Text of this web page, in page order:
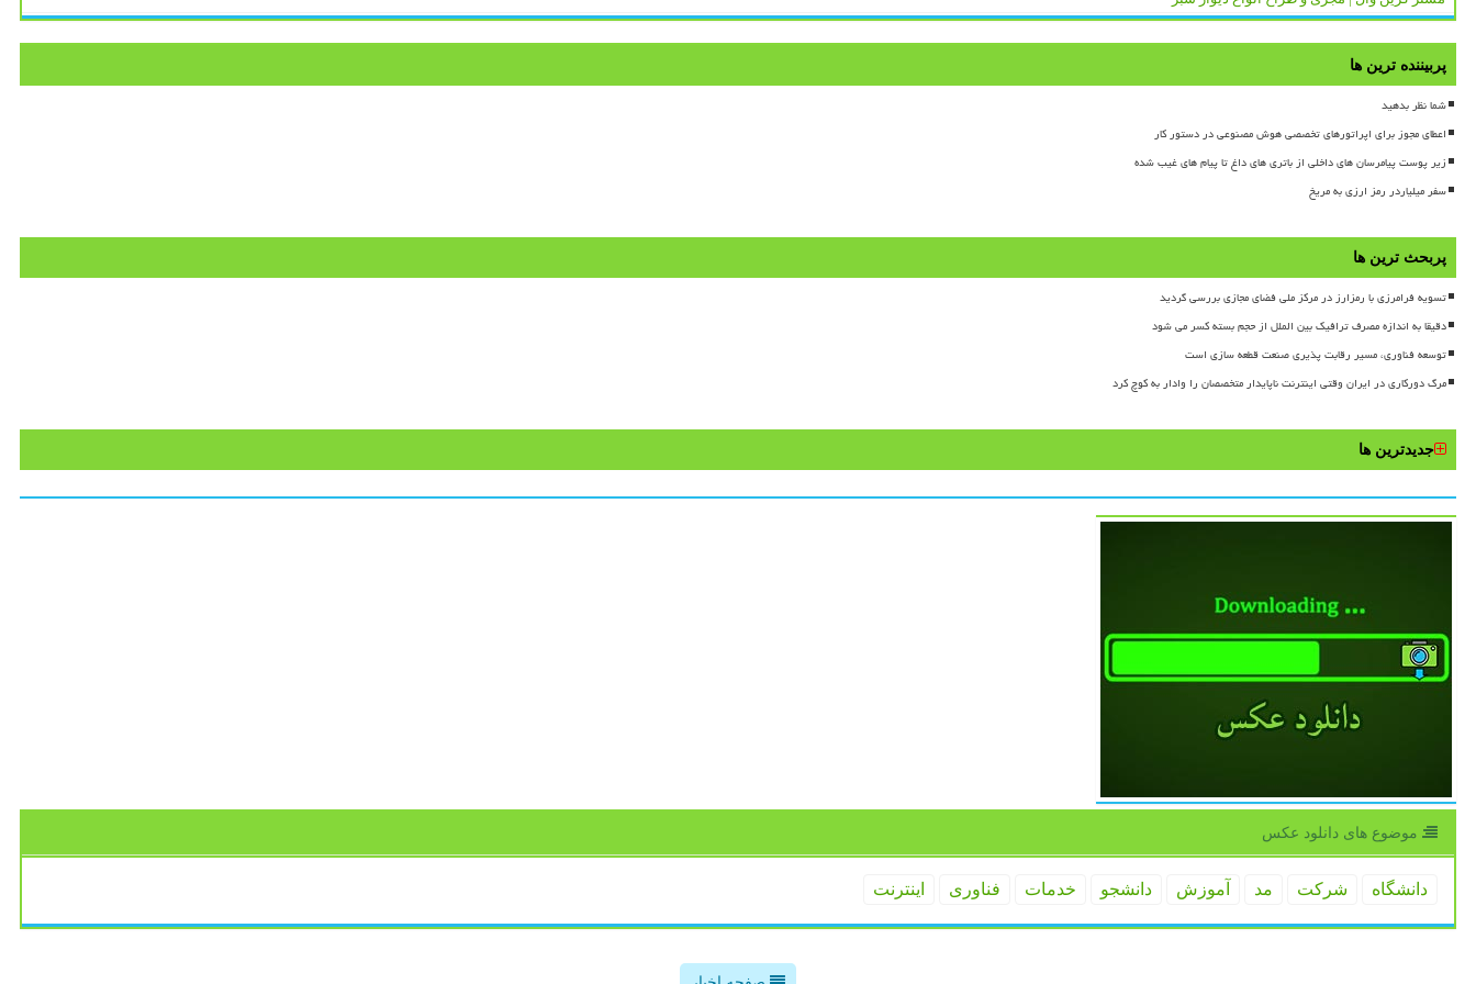
پربیننده ترین ها
شما نظر بدهید
اعطای مجوز برای اپراتورهای تخصصی هوش مصنوعی در دستور کار
زیر پوست پیامرسان های داخلی از باتری های داغ تا پیام های غیب شده
سفر میلیاردر رمز ارزی به مریخ
پربحث ترین ها
تسویه فرامرزی با رمزارز در مرکز ملی فضای مجازی بررسی گردید
دقیقا به اندازه مصرف ترافیک بین الملل از حجم بسته کسر می شود
توسعه فناوری، مسیر رقابت پذیری صنعت قطعه سازی است
مرگ دورکاری در ایران وقتی اینترنت ناپایدار متخصصان را وادار به کوچ کرد
جدیدترین ها
موضوع های دانلود عكس
دانشگاه شركت مد آموزش دانشجو خدمات فناوری اینترنت